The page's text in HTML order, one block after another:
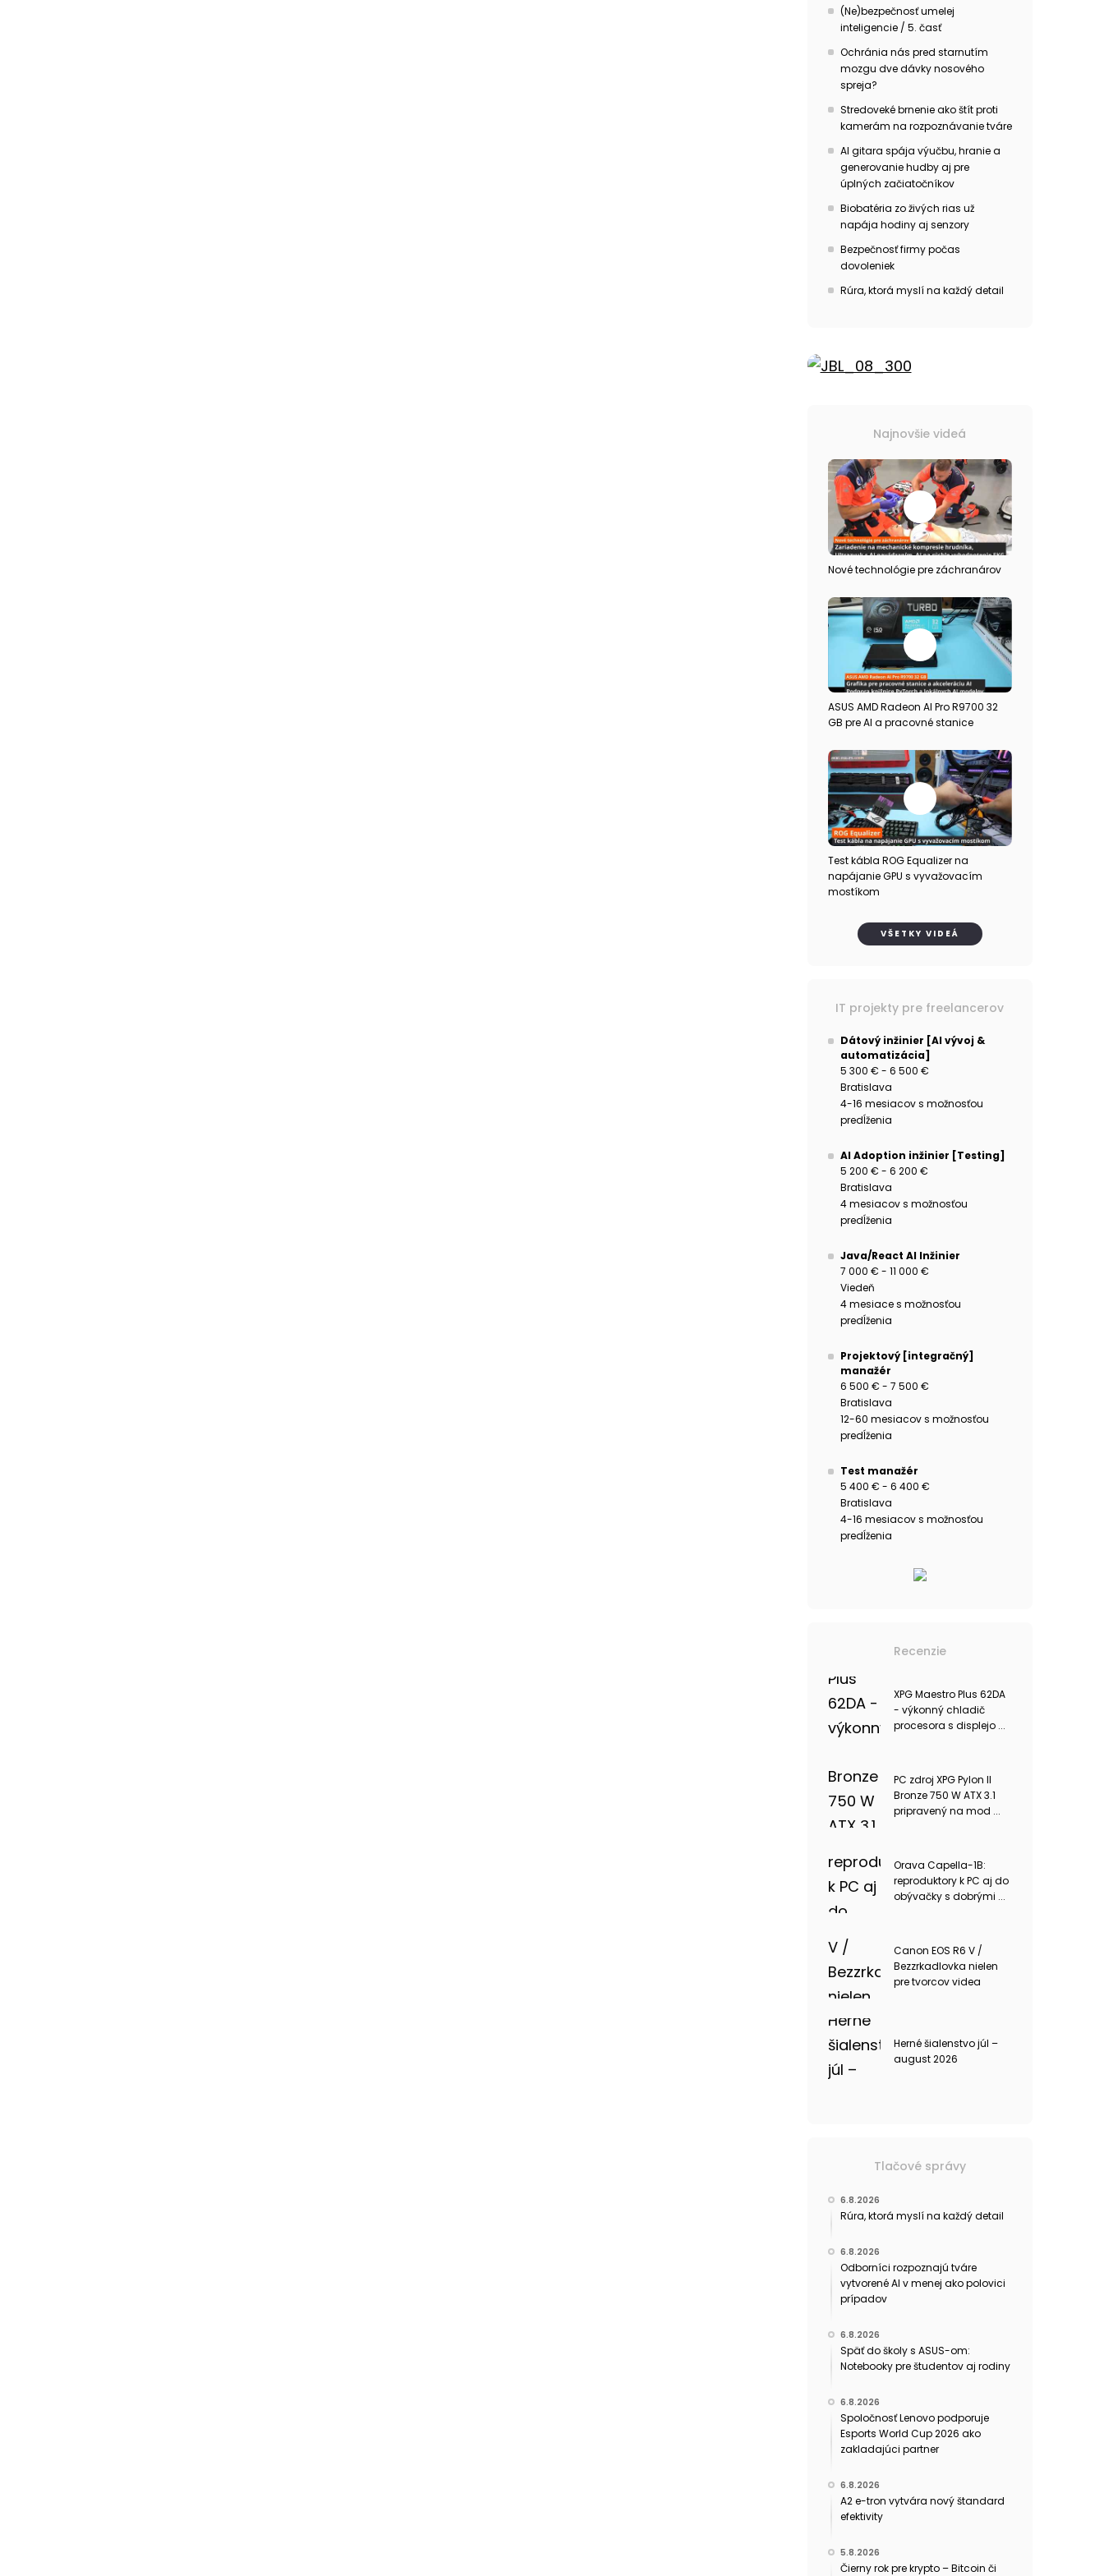
(Ne)bezpečnosť umelej
inteligencie / 5. časť
Ochránia nás pred starnutím
mozgu dve dávky nosového
spreja?
Stredoveké brnenie ako štít proti
kamerám na rozpoznávanie tváre
AI gitara spája výučbu, hranie a
generovanie hudby aj pre
úplných začiatočníkov
Biobatéria zo živých rias už
napája hodiny aj senzory
Bezpečnosť firmy počas
dovoleniek
Rúra, ktorá myslí na každý detail
Najnovšie videá
Nové technológie pre záchranárov
ASUS AMD Radeon AI Pro R9700 32
GB pre AI a pracovné stanice
Test kábla ROG Equalizer na
napájanie GPU s vyvažovacím
mostíkom
VŠETKY VIDEÁ
IT projekty pre freelancerov
Dátový inžinier [AI vývoj &
automatizácia]
5 300 € - 6 500 €
Bratislava
4-16 mesiacov s možnosťou
predĺženia
AI Adoption inžinier [Testing]
5 200 € - 6 200 €
Bratislava
4 mesiacov s možnosťou
predĺženia
Java/React AI Inžinier
7 000 € - 11 000 €
Viedeň
4 mesiace s možnosťou
predĺženia
Projektový [integračný]
manažér
6 500 € - 7 500 €
Bratislava
12-60 mesiacov s možnosťou
predĺženia
Test manažér
5 400 € - 6 400 €
Bratislava
4-16 mesiacov s možnosťou
predĺženia
Recenzie
XPG Maestro Plus 62DA
- výkonný chladič
procesora s displejo ...
PC zdroj XPG Pylon II
Bronze 750 W ATX 3.1
pripravený na mod ...
Orava Capella-1B:
reproduktory k PC aj do
obývačky s dobrými ...
Canon EOS R6 V /
Bezzrkadlovka nielen
pre tvorcov videa
Herné šialenstvo júl –
august 2026
Tlačové správy
6.8.2026
Rúra, ktorá myslí na každý detail
6.8.2026
Odborníci rozpoznajú tváre
vytvorené AI v menej ako polovici
prípadov
6.8.2026
Späť do školy s ASUS-om:
Notebooky pre študentov aj rodiny
6.8.2026
Spoločnosť Lenovo podporuje
Esports World Cup 2026 ako
zakladajúci partner
6.8.2026
A2 e-tron vytvára nový štandard
efektivity
5.8.2026
Čierny rok pre krypto – Bitcoin či